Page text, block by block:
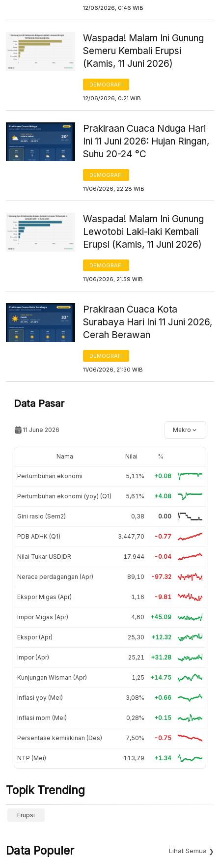
12/06/2026, 0:46 WIB
Waspada! Malam Ini Gunung
Semeru Kembali Erupsi
(Kamis, 11 Juni 2026)
DEMOGRAFI
12/06/2026, 0:21 WIB
Prakiraan Cuaca Nduga Hari
Ini 11 Juni 2026: Hujan Ringan,
Suhu 20-24 °C
DEMOGRAFI
11/06/2026, 22:28 WIB
Waspada! Malam Ini Gunung
Lewotobi Laki-laki Kembali
Erupsi (Kamis, 11 Juni 2026)
DEMOGRAFI
11/06/2026, 21:59 WIB
Prakiraan Cuaca Kota
Surabaya Hari Ini 11 Juni 2026,
Cerah Berawan
DEMOGRAFI
11/06/2026, 21:30 WIB
Data Pasar
11 June 2026 Makro
Nama Nilai %
Pertumbuhan ekonomi 5,11% +0.08
Pertumbuhan ekonomi (yoy) (Q1) 5,61% +4.08
Gini rasio (Sem2) 0,38 0.00
PDB ADHK (Q1) 3.447,70 -0.77
Nilai Tukar USDIDR 17.944 -0.04
Neraca perdagangan (Apr) 89,10 -97.32
Ekspor Migas (Apr) 1,16 -9.81
Impor Migas (Apr) 4,60 +45.09
Ekspor (Apr) 25,30 +12.32
Impor (Apr) 25,21 +31.28
Kunjungan Wisman (Apr) 1,25 +14.75
Inflasi yoy (Mei) 3,08% +0.66
Inflasi mom (Mei) 0,28% +0.15
Persentase kemiskinan (Des) 7,50% -0.75
NTP (Mei) 113,79 +1.34
Topik Trending
Erupsi
Data Populer Lihat Semua